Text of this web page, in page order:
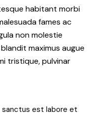
habitant morbi
fames ac
non molestie
maximus augue
tristique, pulvinar
sanctus est labore et